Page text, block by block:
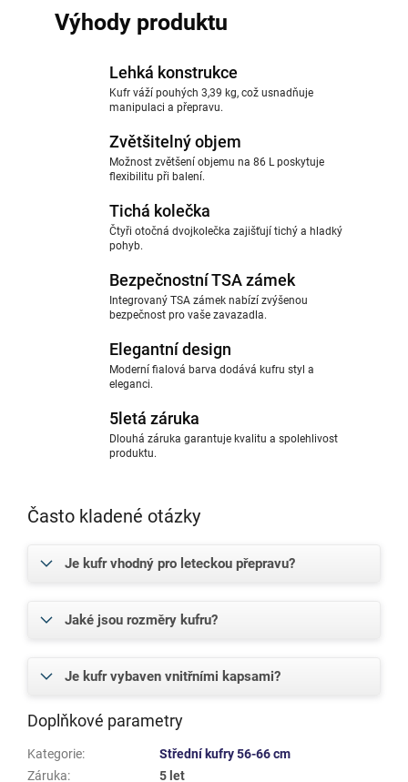
Výhody produktu
Lehká konstrukce
Kufr váží pouhých 3,39 kg, což usnadňuje
manipulaci a přepravu.
Zvětšitelný objem
Možnost zvětšení objemu na 86 L poskytuje
flexibilitu při balení.
Tichá kolečka
Čtyři otočná dvojkolečka zajišťují tichý a hladký
pohyb.
Bezpečnostní TSA zámek
Integrovaný TSA zámek nabízí zvýšenou
bezpečnost pro vaše zavazadla.
Elegantní design
Moderní fialová barva dodává kufru styl a
eleganci.
5letá záruka
Dlouhá záruka garantuje kvalitu a spolehlivost
produktu.
Často kladené otázky
Je kufr vhodný pro leteckou přepravu?
Jaké jsou rozměry kufru?
Je kufr vybaven vnitřními kapsami?
Doplňkové parametry
Kategorie:
Střední kufry 56-66 cm
Záruka:
5 let